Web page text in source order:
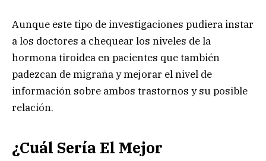
Aunque este tipo de investigaciones pudiera instar
a los doctores a chequear los niveles de la
hormona tiroidea en pacientes que también
padezcan de migraña y mejorar el nivel de
información sobre ambos trastornos y su posible
relación.
¿Cuál Sería El Mejor